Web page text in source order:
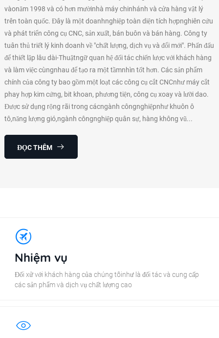
vàonăm 1998 và có hơn mườinhà máy chinhánh và cửa hàng vật lý
trên toàn quốc. Đây là một doanhnghiệp toàn diện tích hợpnghiên cứu
và phát triển công cụ CNC, sản xuất, bán buôn và bán hàng. Công ty
tuân thủ triết lý kinh doanh về "chất lượng, dịch vụ và đổi mới". Phấn đấu
để thiết lập lâu dài-Thuậtngữ quan hệ đối tác chiến lược với khách hàng
và làm việc cùngnhau để tạo ra một tầmnhìn tốt hơn. Các sản phẩm
chính của công ty bao gồm một loạt các công cụ cắt CNCnhư máy cắt
phay hợp kim cứng, bit khoan, phương tiện, công cụ xoay và lưỡi dao.
Được sử dụng rộng rãi trong cácngành côngnghiệpnhư khuôn ô
tô,năng lượng gió,ngành côngnghiệp quân sự, hàng không vũ...
ĐỌC THÊM
Nhiệm vụ
Đối xử với khách hàng của chúng tôinhư là đối tác và cung cấp
các sản phẩm và dịch vụ chất lượng cao